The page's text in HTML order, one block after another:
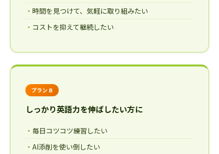
時間を見つけて、気軽に取り組みたい
コストを抑えて継続したい
プラン B
しっかり英語力を伸ばしたい方に
毎日コツコツ練習したい
AI添削を使い倒したい